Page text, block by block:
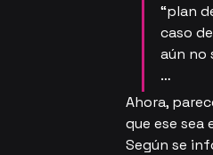
“plan
caso
aún no
…
Ahora,
que ese
Según se